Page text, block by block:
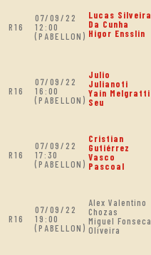
R16
07/09/22
12:00
(PABELLON)
Lucas Silveira
Da Cunha
Higor Ensslin
R16
07/09/22
16:00
(PABELLON)
Julio
Julianoti
Yain Melgratti
Seu
R16
07/09/22
17:30
(PABELLON)
Cristian
Gutiérrez
Vasco
Pascoal
R16
07/09/22
19:00
(PABELLON)
Alex Valentino
Chozas
Miguel Fonseca
Oliveira